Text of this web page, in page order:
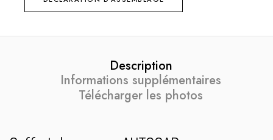
Description
Informations supplémentaires
Télécharger les photos